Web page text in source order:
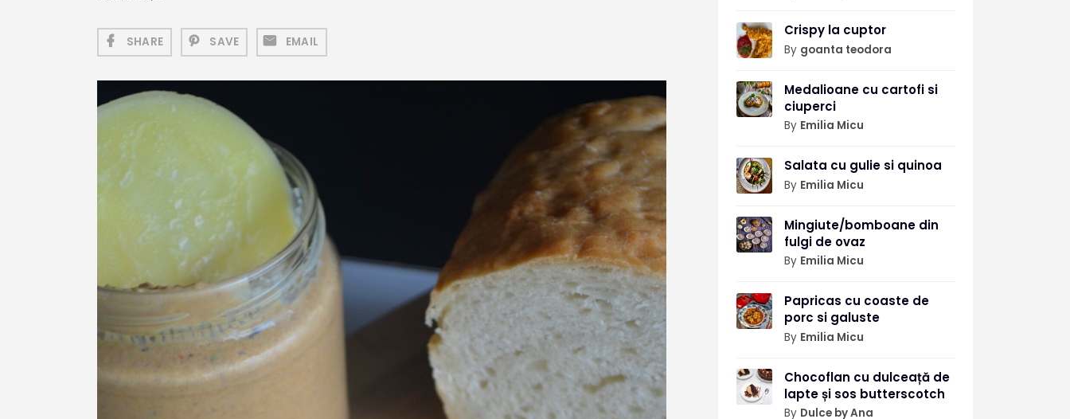
SHARE SAVE EMAIL
Crispy la cuptor
By goanta teodora
Medalioane cu cartofi si
ciuperci
By Emilia Micu
Salata cu gulie si quinoa
By Emilia Micu
Mingiute/bomboane din
fulgi de ovaz
By Emilia Micu
Papricas cu coaste de
porc si galuste
By Emilia Micu
Chocoflan cu dulceață de
lapte și sos butterscotch
By Dulce by Ana